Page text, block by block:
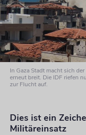
In Gaza Stadt macht sich
erneut breit. Die IDF riefen
zur Flucht auf.
Dies ist ein
Militäreinsatz